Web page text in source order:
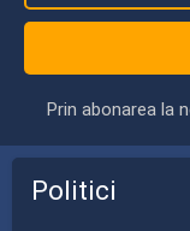
Prin abonarea la
Politici